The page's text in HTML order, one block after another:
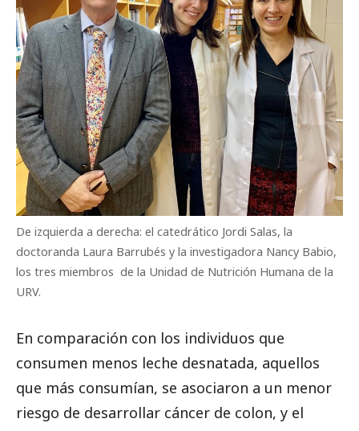
De izquierda a derecha: el catedrático Jordi Salas, la
doctoranda Laura Barrubés y la investigadora Nancy Babio,
los tres miembros de la Unidad de Nutrición Humana de la
URV.
En comparación con los individuos que
consumen menos leche desnatada, aquellos
que más consumían, se asociaron a un menor
riesgo de desarrollar cáncer de colon, y el